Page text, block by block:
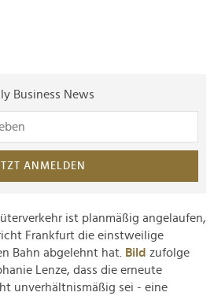
Business News
ANMELDEN
ist planmäßig angelaufen,
Frankfurt die einstweilige
Bahn abgelehnt hat.
Bild zufolge
Lenze, dass die erneute
unverhältnismäßig sei - eine